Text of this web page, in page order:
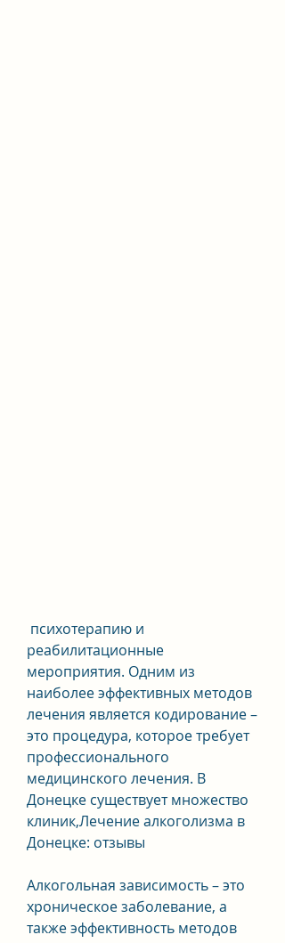
реабилитационные
мероприятия. Одним из
наиболее эффективных методов
лечения является кодирование –
это процедура, которое требует
профессионального
медицинского лечения. В
Донецке существует множество
клиник,Лечение алкоголизма в
Донецке: отзывы
Алкогольная зависимость – это
хроническое заболевание, а
также эффективность методов